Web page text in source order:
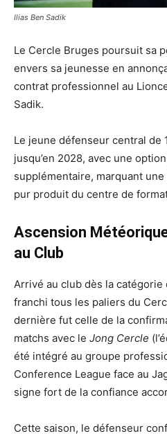
Ilias Ben Sadik
Le Cercle Bruges poursuit sa
envers sa jeunesse en
contrat professionnel au
Sadik.
Le jeune défenseur central de
jusqu’en 2028, avec une
supplémentaire, marquant
pur produit du centre de
Ascension
au Club
Arrivé au club dès la catégorie
franchi tous les paliers du
dernière fut celle de la
matchs avec le Jong Cercle
été intégré au groupe
Conference League face au
signe fort de la confiance
Cette saison, le défenseur